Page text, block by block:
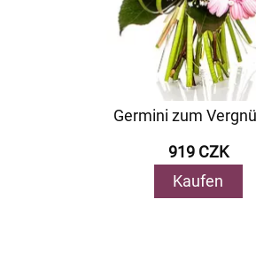
Germini zum
919 CZK
Kaufen